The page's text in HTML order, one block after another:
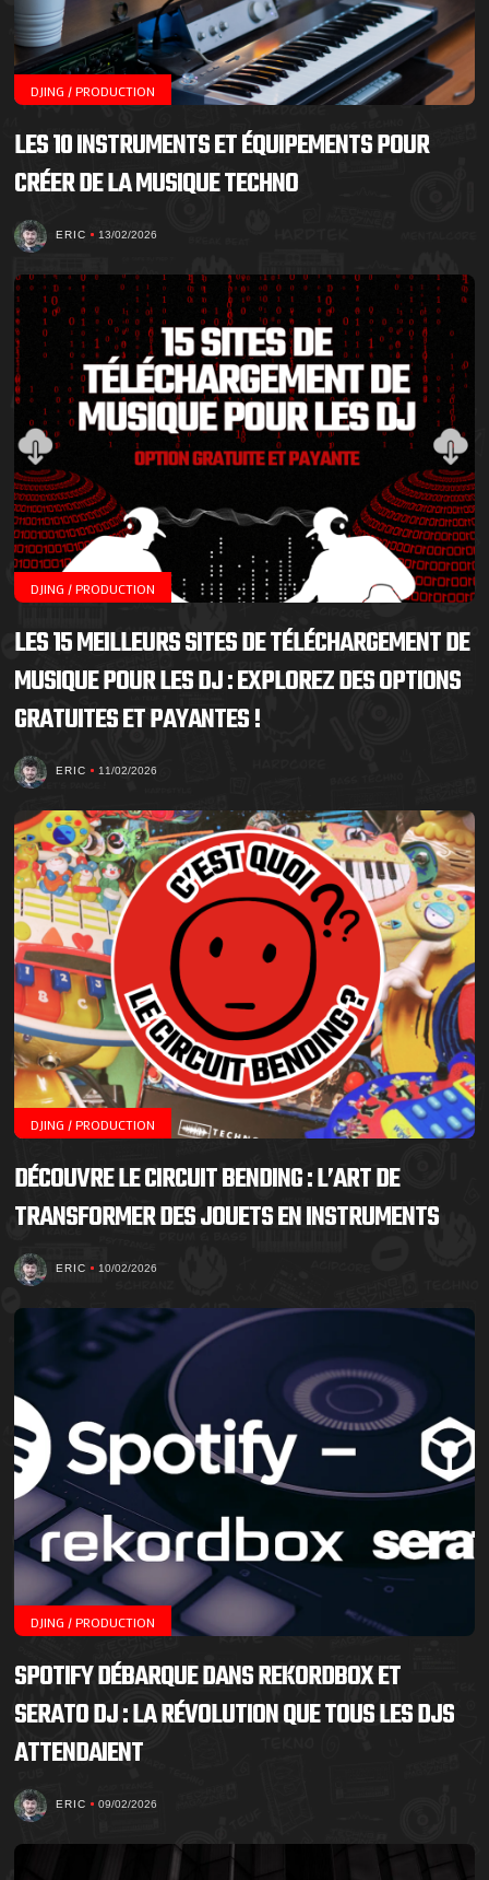
DJING / PRODUCTION
LES 10 INSTRUMENTS ET ÉQUIPEMENTS POUR
CRÉER DE LA MUSIQUE TECHNO
ERIC 13/02/2026
DJING / PRODUCTION
LES 15 MEILLEURS SITES DE TÉLÉCHARGEMENT DE
MUSIQUE POUR LES DJ : EXPLOREZ DES OPTIONS
GRATUITES ET PAYANTES !
ERIC 11/02/2026
DJING / PRODUCTION
DÉCOUVRE LE CIRCUIT BENDING : L’ART DE
TRANSFORMER DES JOUETS EN INSTRUMENTS
ERIC 10/02/2026
DJING / PRODUCTION
SPOTIFY DÉBARQUE DANS REKORDBOX ET
SERATO DJ : LA RÉVOLUTION QUE TOUS LES DJS
ATTENDAIENT
ERIC 09/02/2026